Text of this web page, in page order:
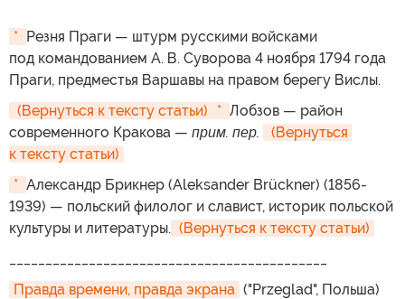
* Резня Праги — штурм русскими войсками
под командованием А. В. Суворова 4 ноября 1794 года
Праги, предместья Варшавы на правом берегу Вислы.
(Вернуться к тексту статьи)
* Лобзов — район
современного Кракова — прим. пер.
(Вернуться
к тексту статьи)
* Александр Брикнер (Aleksander Brückner) (1856-
1939) — польский филолог и славист, историк польской
культуры и литературы. (Вернуться к тексту статьи)
Правда времени, правда экрана ("Przeglad", Польша)